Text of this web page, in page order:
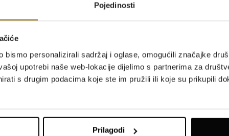
Pojedinosti
bismo personalizirali sadržaj i oglase, omogućili značajke
upotrebi naše web-lokacije dijelimo s partnerima za
s drugim podacima koje ste im pružili ili koje su prikupili
Prilagodi
180
450 1000